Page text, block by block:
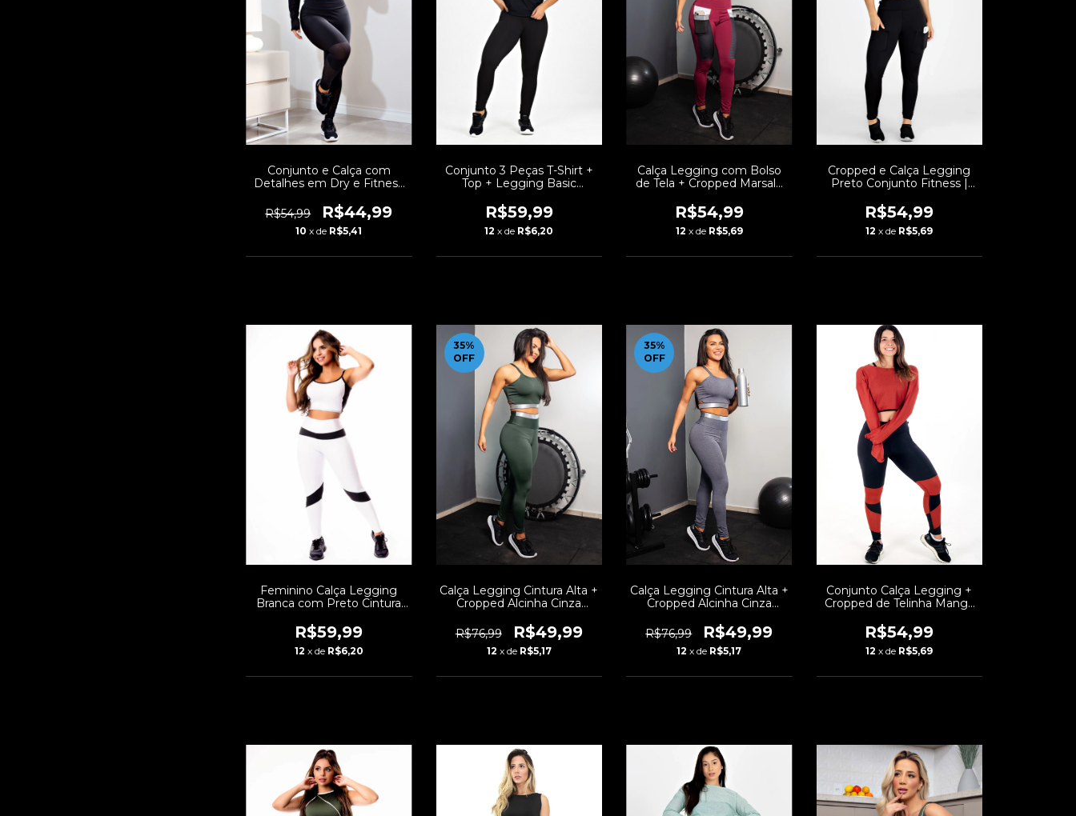
Conjunto e Calça com
Detalhes em Dry e Fitness
CSV11
R$54,99 R$44,99
10 x de R$5,41
Conjunto 3 Peças T-Shirt +
Top + Legging Basic
MTF100
R$59,99
12 x de R$6,20
Calça Legging com Bolso
de Tela + Cropped Marsala
Fitness | REF: CCA8
R$54,99
12 x de R$5,69
Cropped e Calça Legging
Preto Conjunto Fitness |
R$54,99
12 x de R$5,69
Feminino Calça Legging
Branca com Preto Cintura
Academia Conjunto Fitness
| REF: CSV25
R$59,99
12 x de R$6,20
35%
OFF
Calça Legging Cintura Alta +
Cropped Alcinha Cinza
Conjunto Fitness | REF:
CCA5
R$76,99 R$49,99
12 x de R$5,17
35%
OFF
Calça Legging Cintura Alta +
Cropped Alcinha Cinza
Conjunto Fitness | REF:
CCA5
R$76,99 R$49,99
12 x de R$5,17
Conjunto Calça Legging +
Cropped de Telinha Manga
Terra Cota Conjunto Fitness
| REF: LX147
R$54,99
12 x de R$5,69